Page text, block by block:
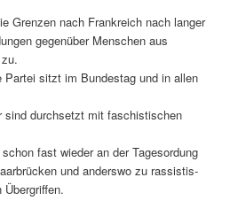
Gren­zen nach Frankre­ich nach langer
gegenüber Men­schen aus
Partei sitzt im Bun­destag und in allen
sind durch­set­zt mit faschis­tis­chen
fast wieder an der Tage­sor­dung
und ander­swo zu ras­sis­tis­